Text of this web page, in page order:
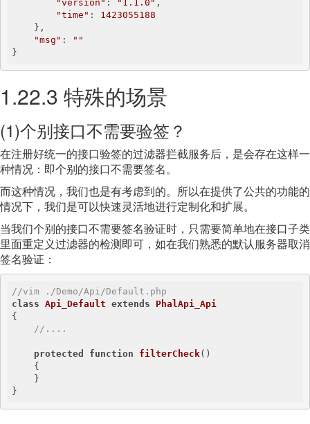
"version" : "1.1.0" ,
"time" : 1423055188
"msg" :
""
}
1.22.3 特殊的场景
(1)个别接口不需要验签？
在注册好统一的接口验签的过滤器拦截服务后，是会存在这样一
种情况：即个别的接口不需要签名。
而这种情况，我们也是有考虑到的。所以在提供了公共的功能的
情况下，我们是可以快速灵活地进行定制化和扩展。
当我们个别的接口不需要签名验证时，只需要简单地在接口子类
里面重定义过滤器的检测即可，如在我们熟悉的默认服务器取消
签名验证：
//vim ./Demo/Api/Default.php
class Api_Default extends
PhalApi_Api
{
//....
protected function filterCheck()
{
}